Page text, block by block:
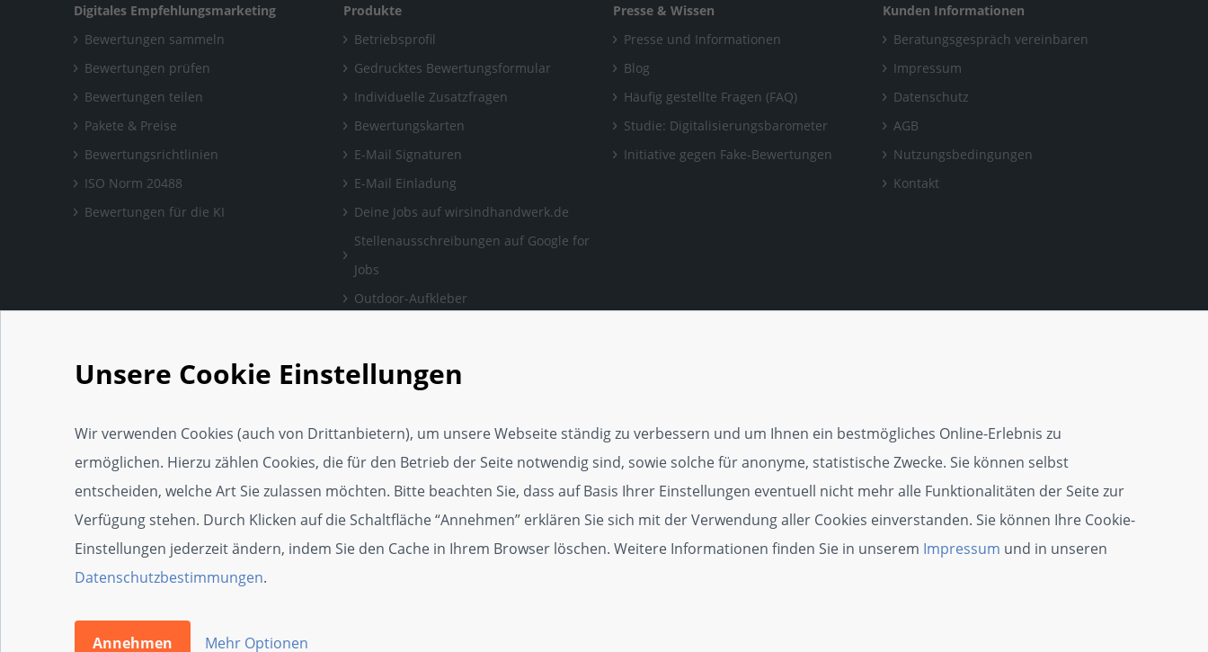
Digitales Empfehlungsmarketing
Bewertungen sammeln
Bewertungen prüfen
Bewertungen teilen
Pakete & Preise
Bewertungsrichtlinien
ISO Norm 20488
Bewertungen für die KI
Produkte
Betriebsprofil
Gedrucktes Bewertungsformular
Individuelle Zusatzfragen
Bewertungskarten
E-Mail Signaturen
E-Mail Einladung
Deine Jobs auf wirsindhandwerk.de
Stellenausschreibungen auf Google for
Jobs
Outdoor-Aufkleber
Handwerker Webseite
Social Media Vorlage
Web-App
Widget
SEO-Widget
Zertifikat für Kundenzufriedenheit
Presse & Wissen
Presse und Informationen
Blog
Häufig gestellte Fragen (FAQ)
Studie: Digitalisierungsbarometer
Initiative gegen Fake-Bewertungen
Kunden Informationen
Beratungsgespräch vereinbaren
Impressum
Datenschutz
AGB
Nutzungsbedingungen
Kontakt
Unsere Cookie Einstellungen
Wir verwenden Cookies (auch von Drittanbietern), um unsere Webseite ständig zu verbessern und um Ihnen ein bestmögliches Online-Erlebnis zu
ermöglichen. Hierzu zählen Cookies, die für den Betrieb der Seite notwendig sind, sowie solche für anonyme, statistische Zwecke. Sie können selbst
entscheiden, welche Art Sie zulassen möchten. Bitte beachten Sie, dass auf Basis Ihrer Einstellungen eventuell nicht mehr alle Funktionalitäten der Seite zur
Verfügung stehen. Durch Klicken auf die Schaltfläche “Annehmen” erklären Sie sich mit der Verwendung aller Cookies einverstanden. Sie können Ihre Cookie-
Einstellungen jederzeit ändern, indem Sie den Cache in Ihrem Browser löschen. Weitere Informationen finden Sie in unserem Impressum und in unseren
Datenschutzbestimmungen.
Annehmen Mehr Optionen